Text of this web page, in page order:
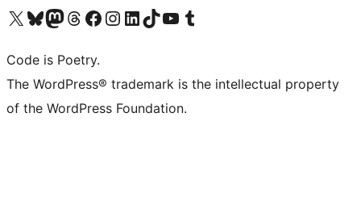
Navštivte náš účet na X (dříve Twitter)
Navštivte náš Bluesky účetNavštivte náš účet Mastodon
Navštivte náš Threads účetNavštivte naši stránku na Facebooku
Navštivte náš Instagram účetNavštivte náš LinkedIn účetNavštivte náš TikTok účetNavštivte náš YouTube kanálNavštivte náš Tumblr účet
Code is Poetry.
The WordPress® trademark is the intellectual property
of the WordPress Foundation.